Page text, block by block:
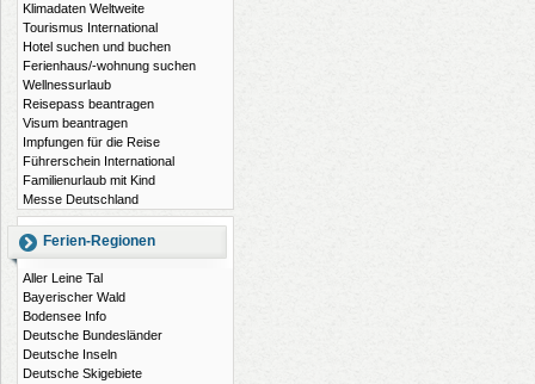
Klimadaten Weltweite
Tourismus International
Hotel suchen und buchen
Ferienhaus/-wohnung suchen
Wellnessurlaub
Reisepass beantragen
Visum beantragen
Impfungen für die Reise
Führerschein International
Familienurlaub mit Kind
Messe Deutschland
Ferien-Regionen
Aller Leine Tal
Bayerischer Wald
Bodensee Info
Deutsche Bundesländer
Deutsche Inseln
Deutsche Skigebiete